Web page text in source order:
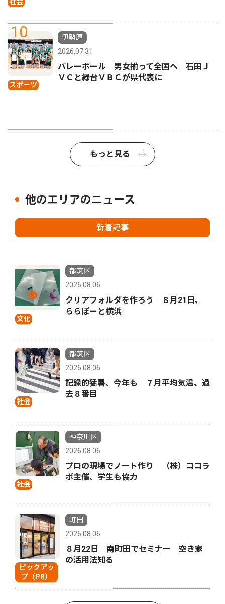
10
スポーツ
伊勢原
2026.07.31
バレーボール 男女揃って全国へ 石田Ｊ
ＶＣと緑台ＶＢＣが県代表に
もっと見る
他のエリアのニュース
新着記事
文化
都筑区
2026.08.06
クリアフォルダを作ろう ８月21日、
ららぽーと横浜
社会
都筑区
2026.08.06
記録的猛暑、今年も ７月平均気温、過
去８番目
社会
神奈川区
2026.08.06
プロの現場でノート作り （株）ココラ
ボ主催、学生も協力
ピックアッ
プ（PR）
町田
2026.08.06
８月22日 南町田でセミナー 空き家
の活用法知る